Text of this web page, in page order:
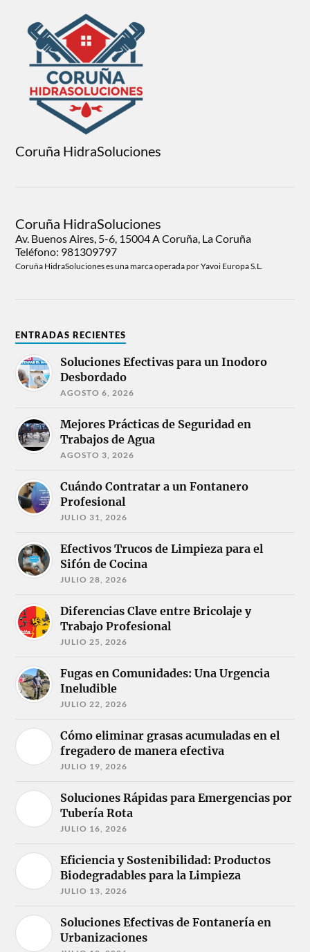
Coruña HidraSoluciones
Coruña HidraSoluciones
Av. Buenos Aires, 5-6, 15004 A Coruña, La Coruña
Teléfono: 981309797
Coruña HidraSoluciones es una marca operada por Yavoi Europa S.L.
ENTRADAS RECIENTES
Soluciones Efectivas para un Inodoro
Desbordado
AGOSTO 6, 2026
Mejores Prácticas de Seguridad en
Trabajos de Agua
AGOSTO 3, 2026
Cuándo Contratar a un Fontanero
Profesional
JULIO 31, 2026
Efectivos Trucos de Limpieza para el
Sifón de Cocina
JULIO 28, 2026
Diferencias Clave entre Bricolaje y
Trabajo Profesional
JULIO 25, 2026
Fugas en Comunidades: Una Urgencia
Ineludible
JULIO 22, 2026
Cómo eliminar grasas acumuladas en el
fregadero de manera efectiva
JULIO 19, 2026
Soluciones Rápidas para Emergencias por
Tubería Rota
JULIO 16, 2026
Eficiencia y Sostenibilidad: Productos
Biodegradables para la Limpieza
JULIO 13, 2026
Soluciones Efectivas de Fontanería en
Urbanizaciones